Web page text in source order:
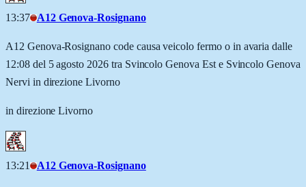
13:37 A12 Genova-Rosignano
A12 Genova-Rosignano code causa veicolo fermo o in avaria dalle
12:08 del 5 agosto 2026 tra Svincolo Genova Est e Svincolo Genova
Nervi in direzione Livorno
in direzione Livorno
13:21 A12 Genova-Rosignano